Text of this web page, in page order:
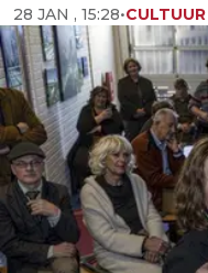
28 JAN , 15:28•CULTUUR